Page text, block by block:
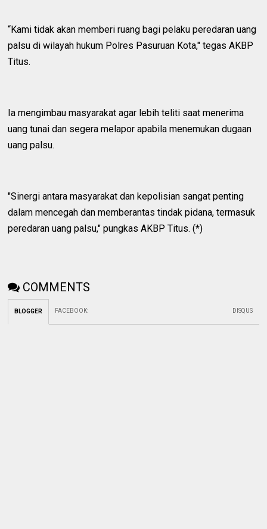
“Kami tidak akan memberi ruang bagi pelaku peredaran uang
palsu di wilayah hukum Polres Pasuruan Kota," tegas AKBP
Titus.
Ia mengimbau masyarakat agar lebih teliti saat menerima
uang tunai dan segera melapor apabila menemukan dugaan
uang palsu.
"Sinergi antara masyarakat dan kepolisian sangat penting
dalam mencegah dan memberantas tindak pidana, termasuk
peredaran uang palsu," pungkas AKBP Titus. (*)
COMMENTS
BLOGGER FACEBOOK: DISQUS